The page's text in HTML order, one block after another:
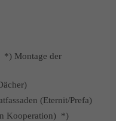
*) Montage der
(Eternit/Prefa)
Kooperation) *)